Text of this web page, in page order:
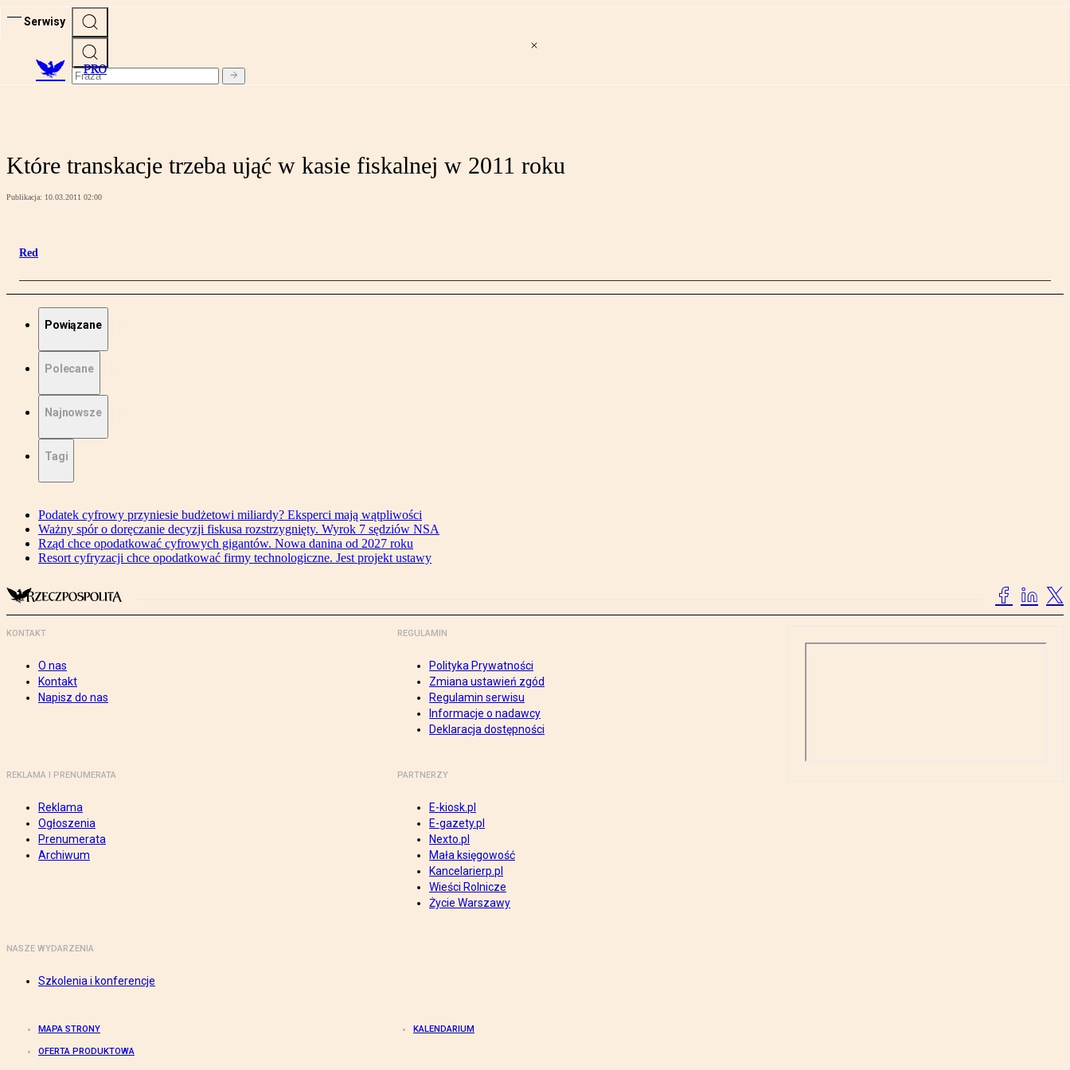
Serwisy
PRO
Które transkacje trzeba ująć w kasie fiskalnej w 2011 roku
Publikacja: 10.03.2011 02:00
Red
Powiązane
Polecane
Najnowsze
Tagi
Podatek cyfrowy przyniesie budżetowi miliardy? Eksperci mają wątpliwości
Ważny spór o doręczanie decyzji fiskusa rozstrzygnięty. Wyrok 7 sędziów NSA
Rząd chce opodatkować cyfrowych gigantów. Nowa danina od 2027 roku
Resort cyfryzacji chce opodatkować firmy technologiczne. Jest projekt ustawy
KONTAKT
O nas
Kontakt
Napisz do nas
REGULAMIN
Polityka Prywatności
Zmiana ustawień zgód
Regulamin serwisu
Informacje o nadawcy
Deklaracja dostępności
REKLAMA I PRENUMERATA
Reklama
Ogłoszenia
Prenumerata
Archiwum
PARTNERZY
E-kiosk.pl
E-gazety.pl
Nexto.pl
Mała księgowość
Kancelarierp.pl
Wieści Rolnicze
Życie Warszawy
NASZE WYDARZENIA
Szkolenia i konferencje
MAPA STRONY KALENDARIUM
OFERTA PRODUKTOWA